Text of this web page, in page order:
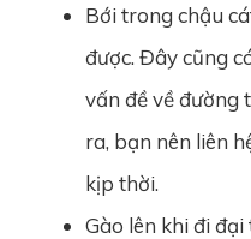
Bới trong chậu
được. Đây cũng
vấn đề về đường
ra, bạn nên liên
kịp thời.
Gào lên khi đi đại